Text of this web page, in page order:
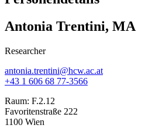
Antonia Trentini, MA
Researcher
antonia.trentini@hcw.ac.at
+43 1 606 68 77-3566
Raum: F.2.12
Favoritenstraße 222
1100 Wien